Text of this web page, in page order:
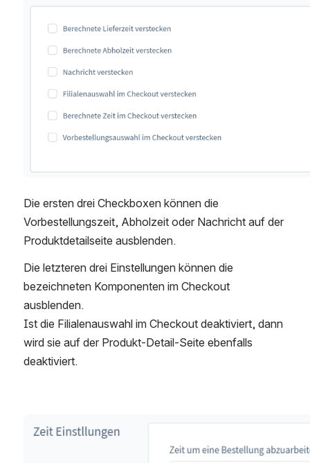
Die ersten drei Checkboxen können die
Vorbestellungszeit, Abholzeit oder Nachricht auf der
Produktdetailseite ausblenden.
Die letzteren drei Einstellungen können die
bezeichneten Komponenten im Checkout
ausblenden.
Ist die Filialenauswahl im Checkout deaktiviert, dann
wird sie auf der Produkt-Detail-Seite ebenfalls
deaktiviert.
öffnen